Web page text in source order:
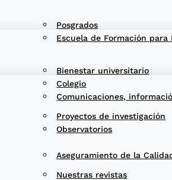
Escuela de Formación para
Comunicaciones,
Aseguramiento de la
Posgrados
Colegio
Bienestar universitario
Observatorios
Proyectos de investigación
Nuestras revistas